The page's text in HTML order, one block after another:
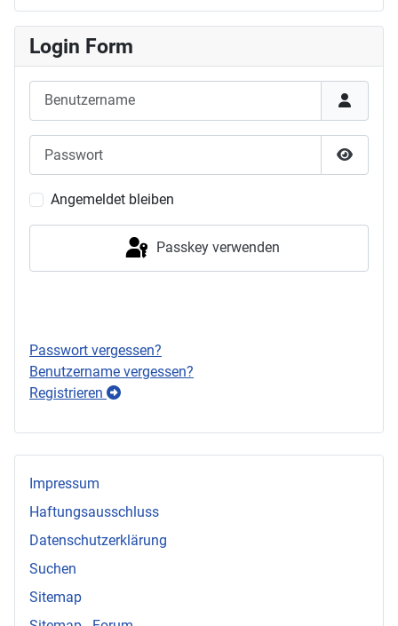
Login Form
Benutzername
Angemeldet bleiben
Passkey verwenden
Passwort vergessen?
Benutzername vergessen?
Registrieren
Impressum
Haftungsausschluss
Datenschutzerklärung
Suchen
Sitemap